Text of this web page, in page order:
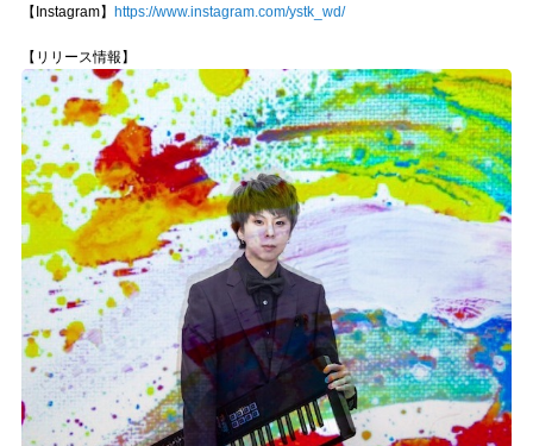
【Instagram】 https://www.instagram.com/ystk_wd/
【リリース情報】